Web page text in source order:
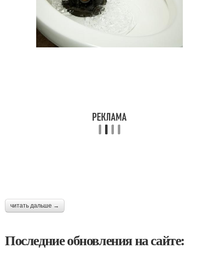
читать дальше →
Последние обновления на сайте: